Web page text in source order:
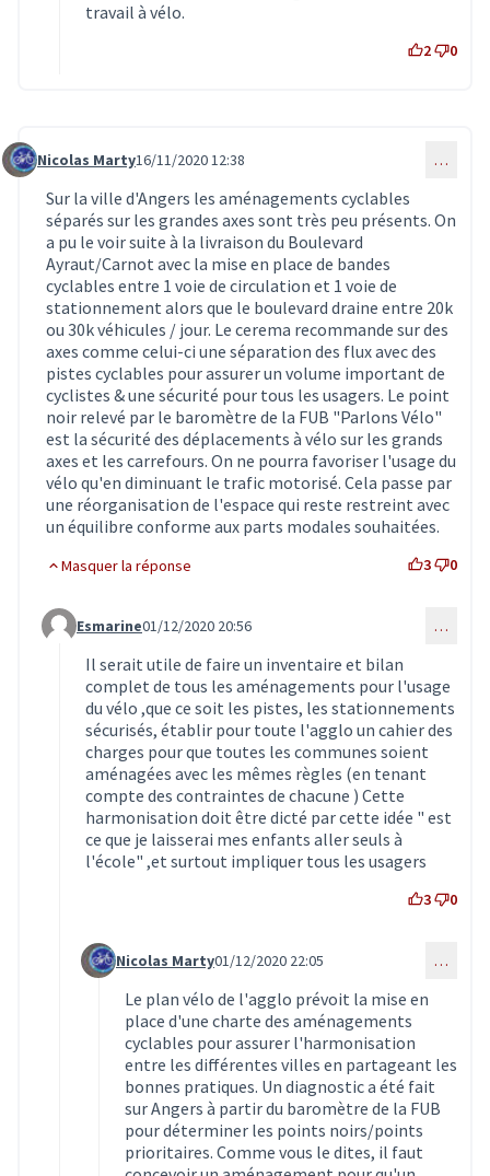
travail à vélo.
2 0
Commentaire 2207
Nicolas Marty16/11/2020 12:38 …
Sur la ville d'Angers les aménagements cyclables
séparés sur les grandes axes sont très peu présents. On
a pu le voir suite à la livraison du Boulevard
Ayraut/Carnot avec la mise en place de bandes
cyclables entre 1 voie de circulation et 1 voie de
stationnement alors que le boulevard draine entre 20k
ou 30k véhicules / jour. Le cerema recommande sur des
axes comme celui-ci une séparation des flux avec des
pistes cyclables pour assurer un volume important de
cyclistes & une sécurité pour tous les usagers. Le point
noir relevé par le baromètre de la FUB "Parlons Vélo"
est la sécurité des déplacements à vélo sur les grands
axes et les carrefours. On ne pourra favoriser l'usage du
vélo qu'en diminuant le trafic motorisé. Cela passe par
une réorganisation de l'espace qui reste restreint avec
un équilibre conforme aux parts modales souhaitées.
Masquer la réponse 3 0
Commentaire 2282 (réponse au commentaire 2207)
Esmarine01/12/2020 20:56 …
Il serait utile de faire un inventaire et bilan
complet de tous les aménagements pour l'usage
du vélo ,que ce soit les pistes, les stationnements
sécurisés, établir pour toute l'agglo un cahier des
charges pour que toutes les communes soient
aménagées avec les mêmes règles (en tenant
compte des contraintes de chacune ) Cette
harmonisation doit être dicté par cette idée " est
ce que je laisserai mes enfants aller seuls à
l'école" ,et surtout impliquer tous les usagers
3 0
Commentaire 2283 (réponse au commentaire 2282)
Nicolas Marty01/12/2020 22:05 …
Le plan vélo de l'agglo prévoit la mise en
place d'une charte des aménagements
cyclables pour assurer l'harmonisation
entre les différentes villes en partageant les
bonnes pratiques. Un diagnostic a été fait
sur Angers à partir du baromètre de la FUB
pour déterminer les points noirs/points
prioritaires. Comme vous le dites, il faut